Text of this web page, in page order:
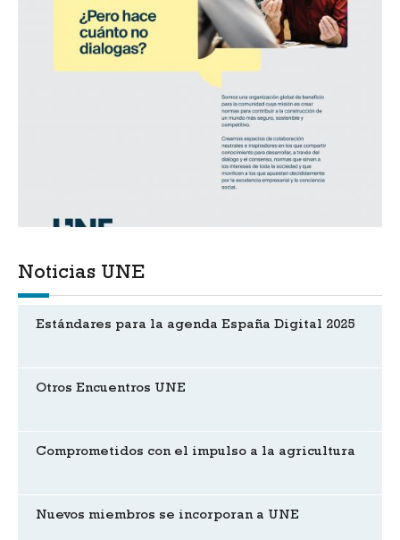
Noticias UNE
Estándares para la agenda España Digital 2025
Otros Encuentros UNE
Comprometidos con el impulso a la agricultura
Nuevos miembros se incorporan a UNE